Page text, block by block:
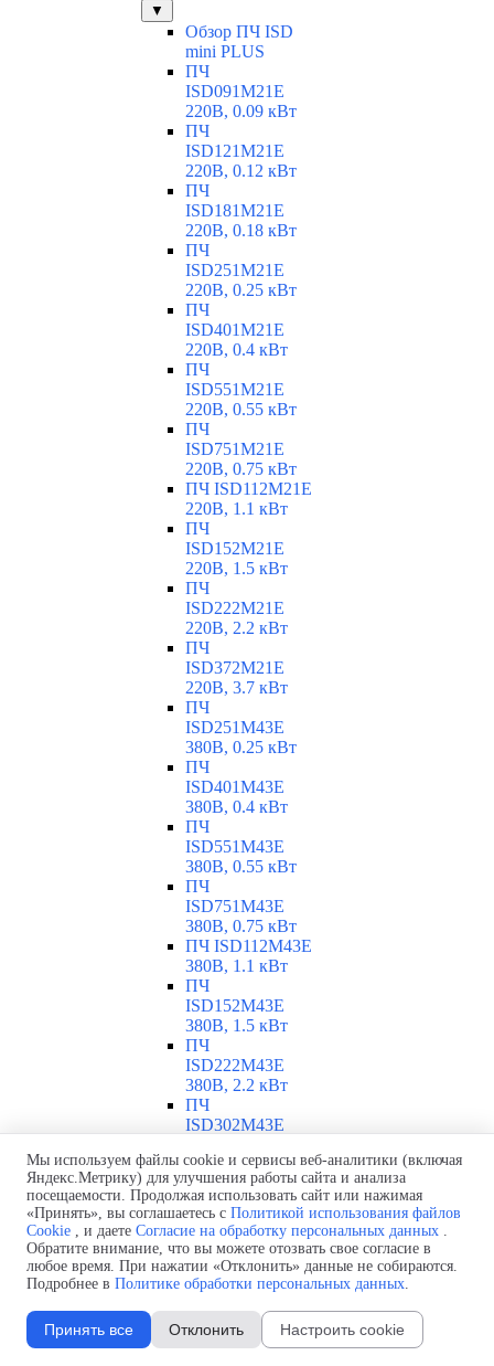
▼
Обзор ПЧ ISD
mini PLUS
ПЧ
ISD091M21E
220В, 0.09 кВт
ПЧ
ISD121M21E
220В, 0.12 кВт
ПЧ
ISD181M21E
220В, 0.18 кВт
ПЧ
ISD251M21E
220В, 0.25 кВт
ПЧ
ISD401M21E
220В, 0.4 кВт
ПЧ
ISD551M21E
220В, 0.55 кВт
ПЧ
ISD751M21E
220В, 0.75 кВт
ПЧ ISD112M21E
220В, 1.1 кВт
ПЧ
ISD152M21E
220В, 1.5 кВт
ПЧ
ISD222M21E
220В, 2.2 кВт
ПЧ
ISD372M21E
220В, 3.7 кВт
ПЧ
ISD251M43E
380В, 0.25 кВт
ПЧ
ISD401M43E
380В, 0.4 кВт
ПЧ
ISD551M43E
380В, 0.55 кВт
ПЧ
ISD751M43E
380В, 0.75 кВт
ПЧ ISD112M43E
380В, 1.1 кВт
ПЧ
ISD152M43E
380В, 1.5 кВт
ПЧ
ISD222M43E
380В, 2.2 кВт
ПЧ
ISD302M43E
ПЧ
ISD402M43E
380В, 4 кВт
ПЧ
ISD552M43E
380В, 5.5 кВт
ПЧ
380В, 7.5 кВт
ПЧ ISD113M43E
Мы используем файлы cookie и сервисы веб-аналитики (включая
Яндекс.Метрику) для улучшения работы сайта и анализа
посещаемости. Продолжая использовать сайт или нажимая
«Принять», вы соглашаетесь с Политикой использования файлов
Cookie , и даете Согласие на обработку персональных данных .
Обратите внимание, что вы можете отозвать свое согласие в
любое время. При нажатии «Отклонить» данные не собираются.
Подробнее в Политике обработки персональных данных.
Принять все Отклонить Настроить cookie